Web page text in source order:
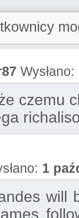
Wysłano:
czemu
1
will